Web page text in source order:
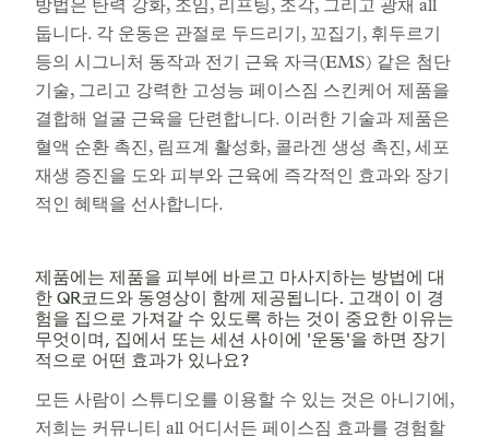
방법은 탄력 강화, 조임, 리프팅, 조각, 그리고 광채 all
둡니다. 각 운동은 관절로 두드리기, 꼬집기, 휘두르기
등의 시그니처 동작과 전기 근육 자극(EMS) 같은 첨단
기술, 그리고 강력한 고성능 페이스짐 스킨케어 제품을
결합해 얼굴 근육을 단련합니다. 이러한 기술과 제품은
혈액 순환 촉진, 림프계 활성화, 콜라겐 생성 촉진, 세포
재생 증진을 도와 피부와 근육에 즉각적인 효과와 장기
적인 혜택을 선사합니다.
제품에는 제품을 피부에 바르고 마사지하는 방법에 대
한 QR코드와 동영상이 함께 제공됩니다. 고객이 이 경
험을 집으로 가져갈 수 있도록 하는 것이 중요한 이유는
무엇이며, 집에서 또는 세션 사이에 '운동'을 하면 장기
적으로 어떤 효과가 있나요?
모든 사람이 스튜디오를 이용할 수 있는 것은 아니기에,
저희는 커뮤니티 all 어디서든 페이스짐 효과를 경험할